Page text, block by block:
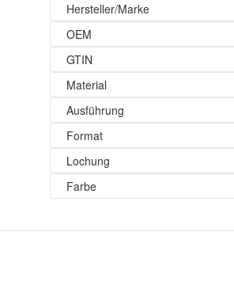
Hersteller/Marke
OEM
GTIN
Material
Ausführung
Format
Lochung
Farbe